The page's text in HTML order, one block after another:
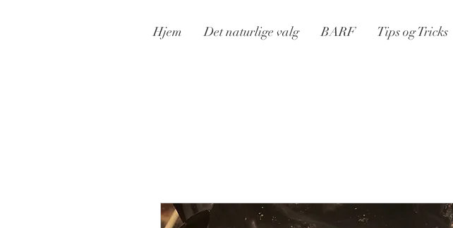
Hjem Det naturlige valg BARF Tips og Tricks